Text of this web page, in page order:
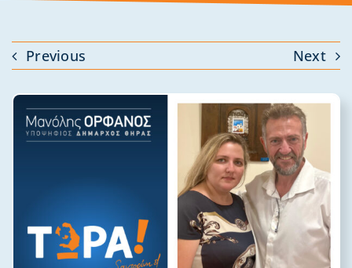
Previous Next